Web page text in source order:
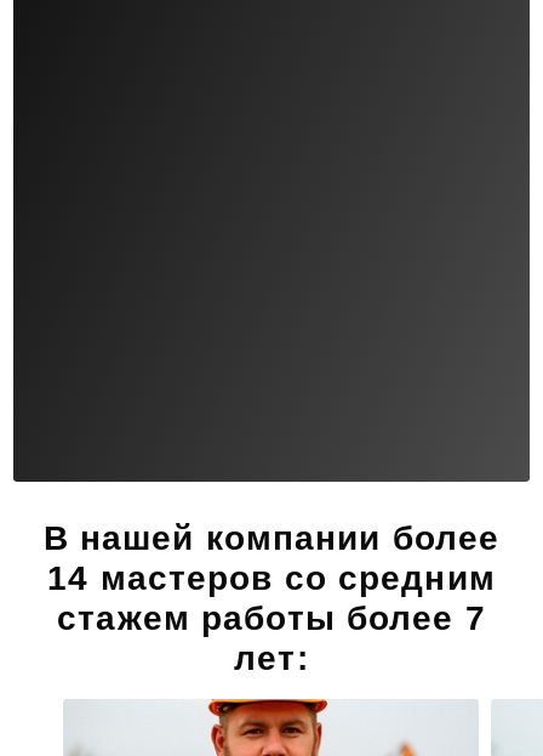
В нашей компании более
14 мастеров со средним
стажем работы более 7
лет: